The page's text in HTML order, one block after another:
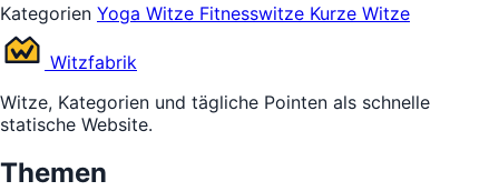
Kategorien Yoga Witze Fitnesswitze Kurze Witze
Witzfabrik
Witze, Kategorien und tägliche Pointen als schnelle
statische Website.
Themen